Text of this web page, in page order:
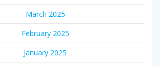
March 2025
February 2025
January 2025